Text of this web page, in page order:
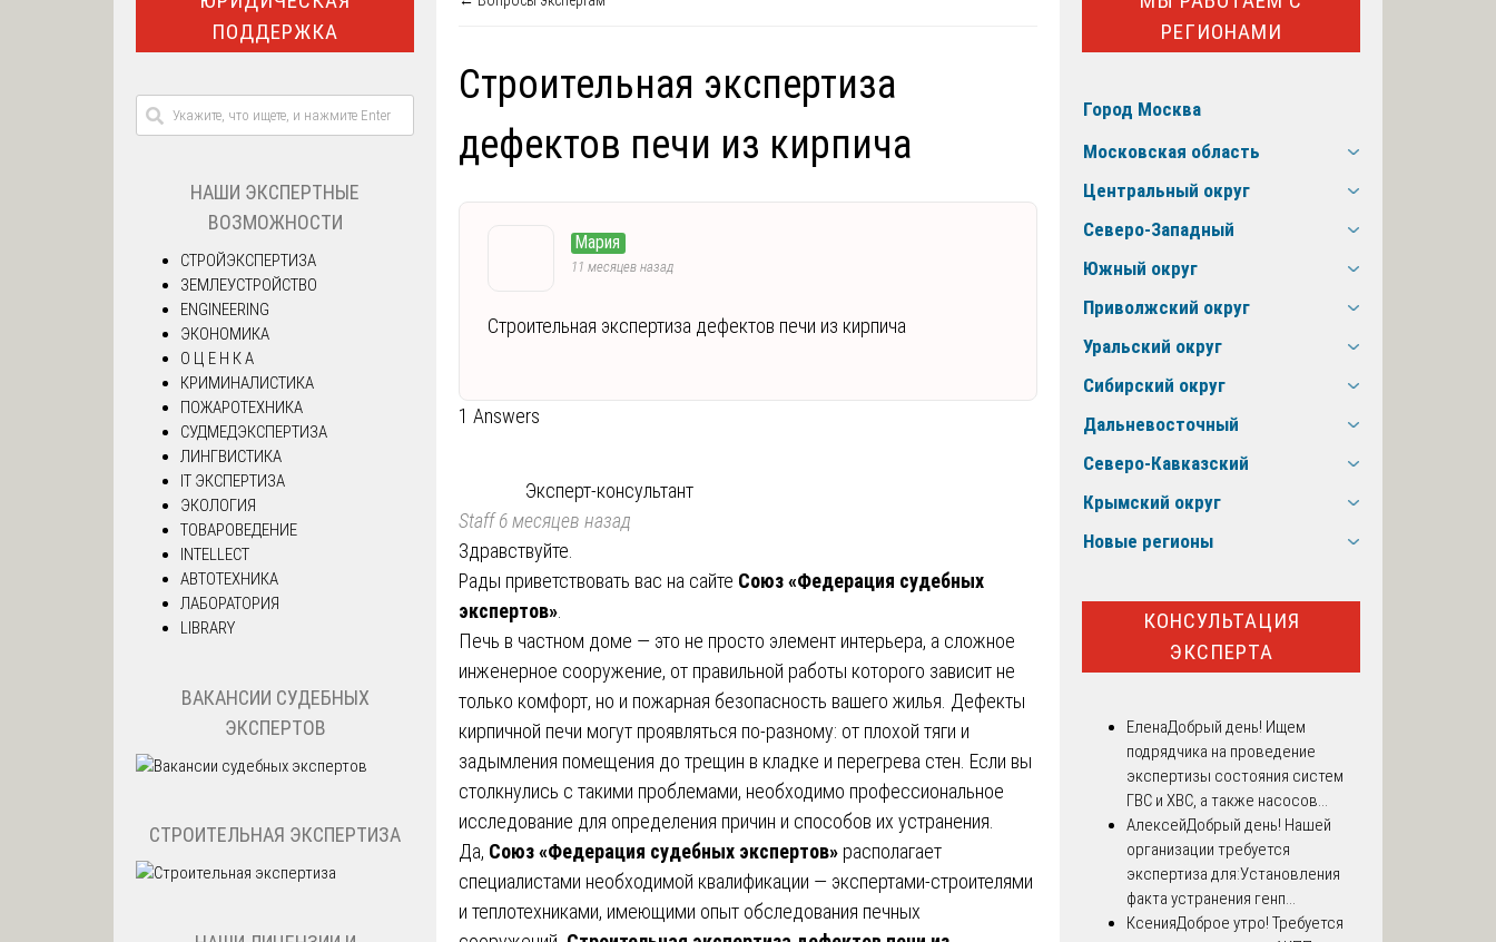
Строительная экспертиза
дефектов печи из кирпича
Мария
11 месяцев назад
Строительная экспертиза дефектов печи из кирпича
1 Answers
Эксперт-консультант
Staff6 месяцев назад
Здравствуйте.
Рады приветствовать вас на сайте Союз «Федерация судебных
экспертов»
Печь в частном доме — это не просто элемент интерьера, а сложное
инженерное сооружение, от правильной работы которого зависит не
только комфорт, но и пожарная безопасность вашего жилья. Дефекты
кирпичной печи могут проявляться по-разному: от плохой тяги и
задымления помещения до трещин в кладке и перегрева стен. Если вы
столкнулись с такими проблемами, необходимо профессиональное
исследование для определения причин и способов их устранения.
Да, Союз «Федерация судебных экспертов» располагает
специалистами необходимой квалификации — экспертами-строителями
и теплотехниками, имеющими опыт обследования печных
ПОДДЕРЖКА
НАШИ ЭКСПЕРТНЫЕ
ВОЗМОЖНОСТИ
СТРОЙЭКСПЕРТИЗА
ЗЕМЛЕУСТРОЙСТВО
ENGINEERING
ЭКОНОМИКА
О Ц Е Н К А
КРИМИНАЛИСТИКА
ПОЖАРОТЕХНИКА
СУДМЕДЭКСПЕРТИЗА
ЛИНГВИСТИКА
IT ЭКСПЕРТИЗА
ЭКОЛОГИЯ
ТОВАРОВЕДЕНИЕ
INTELLECT
АВТОТЕХНИКА
ЛАБОРАТОРИЯ
LIBRARY
ВАКАНСИИ СУДЕБНЫХ
ЭКСПЕРТОВ
СТРОИТЕЛЬНАЯ ЭКСПЕРТИЗА
РЕГИОНАМИ
Город Москва
Московская область
Центральный округ
Северо-Западный
Южный округ
Приволжский округ
Уральский округ
Сибирский округ
Дальневосточный
Северо-Кавказский
Крымский округ
Новые регионы
КОНСУЛЬТАЦИЯ
ЭКСПЕРТА
ЕленаДобрый день! Ищем
подрядчика на проведение
экспертизы состояния систем
ГВС и ХВС, а также насосов...
АлексейДобрый день! Нашей
организации требуется
экспертиза для:Установления
факта устранения генп...
КсенияДоброе утро! Требуется